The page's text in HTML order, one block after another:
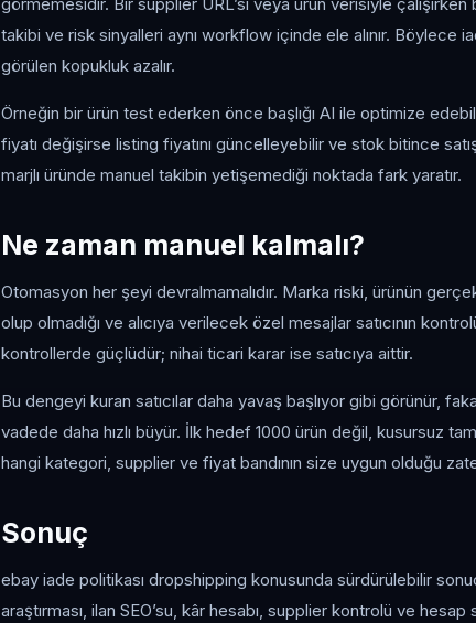
takibi ve risk sinyalleri aynı workflow içinde ele alınır. Böylece
görülen kopukluk azalır.
Örneğin bir ürün test ederken önce başlığı AI ile optimize
fiyatı değişirse listing fiyatını güncelleyebilir ve stok bitince
marjlı üründe manuel takibin yetişemediği noktada fark yaratır.
Ne zaman manuel kalmalı?
Otomasyon her şeyi devralmamalıdır. Marka riski, ürünün
olup olmadığı ve alıcıya verilecek özel mesajlar satıcının
kontrollerde güçlüdür; nihai ticari karar ise satıcıya aittir.
Bu dengeyi kuran satıcılar daha yavaş başlıyor gibi görünür,
vadede daha hızlı büyür. İlk hedef 1000 ürün değil, kusursuz
hangi kategori, supplier ve fiyat bandının size uygun olduğu
Sonuç
ebay iade politikası dropshipping konusunda sürdürülebilir
araştırması, ilan SEO’su, kâr hesabı, supplier kontrolü ve